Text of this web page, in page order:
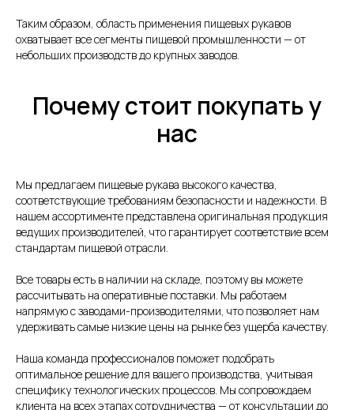
Таким образом, область применения пищевых рукавов
охватывает все сегменты пищевой промышленности — от
небольших производств до крупных заводов.
Почему стоит покупать у
нас
Мы предлагаем пищевые рукава высокого качества,
соответствующие требованиям безопасности и надежности. В
нашем ассортименте представлена оригинальная продукция
ведущих производителей, что гарантирует соответствие всем
стандартам пищевой отрасли.
Все товары есть в наличии на складе, поэтому вы можете
рассчитывать на оперативные поставки. Мы работаем
напрямую с заводами-производителями, что позволяет нам
удерживать самые низкие цены на рынке без ущерба качеству.
Наша команда профессионалов поможет подобрать
оптимальное решение для вашего производства, учитывая
специфику технологических процессов. Мы сопровождаем
клиента на всех этапах сотрудничества — от консультации до
Оригинальная
продукция
Наша компания одна из немногих, кто еще
Товары в наличии
рукавов и фитинги
Самые низкие
цены
поэтому можем предложить лучшие
цены на рынке
Команда
Более 12 лет в продажах и обслуживании
позволяют нам подобрать наиболее
эффективную продукцию